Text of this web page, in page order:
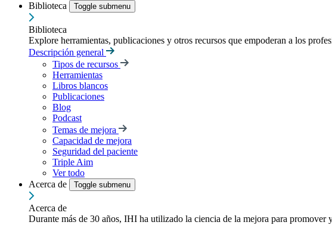
Biblioteca
Toggle submenu
Biblioteca
Explore herramientas, publicaciones y otros recursos que empoderan a los
Descripción general
Tipos de recursos
Herramientas
Libros blancos
Publicaciones
Blog
Podcast
Temas de mejora
Capacidad de mejora
Seguridad del paciente
Triple Aim
Ver todo
Acerca de
Toggle submenu
Acerca de
Durante más de 30 años, IHI ha utilizado la ciencia de la mejora para